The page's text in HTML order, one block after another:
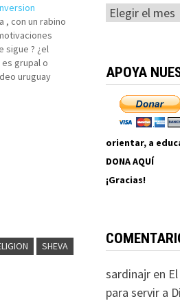
, con un rabino
sigue ? ¿el
grupal o
uruguay
espera de ser
SHEVA
Archivos
APOYA
orientar, a
DONA AQUÍ
¡Gracias!
sardinajren
para servir a